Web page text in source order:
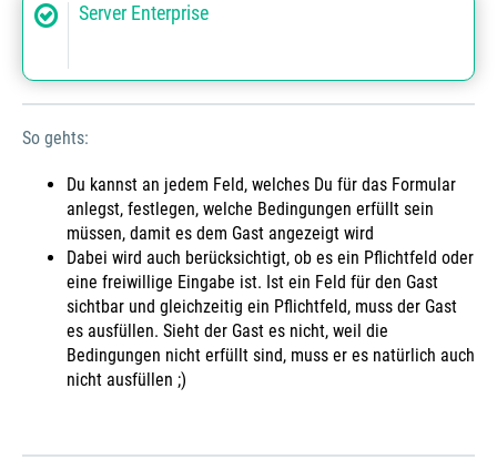
Server Enterprise
So gehts:
Du kannst an jedem Feld, welches Du für das Formular
anlegst, festlegen, welche Bedingungen erfüllt sein
müssen, damit es dem Gast angezeigt wird
Dabei wird auch berücksichtigt, ob es ein Pflichtfeld oder
eine freiwillige Eingabe ist. Ist ein Feld für den Gast
sichtbar und gleichzeitig ein Pflichtfeld, muss der Gast
es ausfüllen. Sieht der Gast es nicht, weil die
Bedingungen nicht erfüllt sind, muss er es natürlich auch
nicht ausfüllen ;)